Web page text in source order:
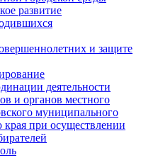
развитие
и защите
деятельности
и органов местного
муниципального
края при осуществлении